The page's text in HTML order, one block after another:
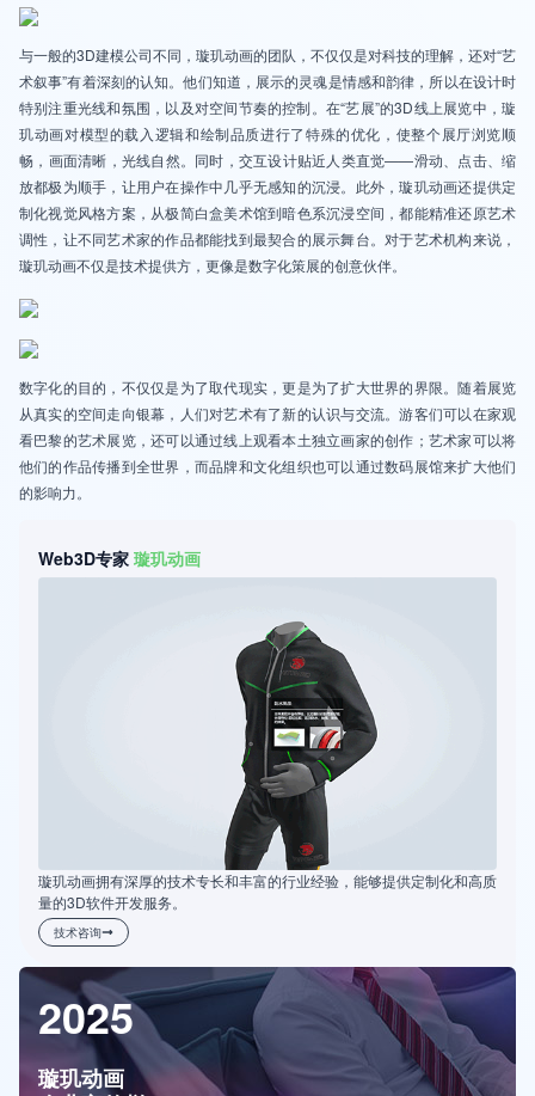
与一般的3D建模公司不同，璇玑动画的团队，不仅仅是对科技的理解，还对“艺
术叙事”有着深刻的认知。他们知道，展示的灵魂是情感和韵律，所以在设计时
特别注重光线和氛围，以及对空间节奏的控制。在“艺展”的3D线上展览中，璇
玑动画对模型的载入逻辑和绘制品质进行了特殊的优化，使整个展厅浏览顺
畅，画面清晰，光线自然。同时，交互设计贴近人类直觉——滑动、点击、缩
放都极为顺手，让用户在操作中几乎无感知的沉浸。此外，璇玑动画还提供定
制化视觉风格方案，从极简白盒美术馆到暗色系沉浸空间，都能精准还原艺术
调性，让不同艺术家的作品都能找到最契合的展示舞台。对于艺术机构来说，
璇玑动画不仅是技术提供方，更像是数字化策展的创意伙伴。
数字化的目的，不仅仅是为了取代现实，更是为了扩大世界的界限。随着展览
从真实的空间走向银幕，人们对艺术有了新的认识与交流。游客们可以在家观
看巴黎的艺术展览，还可以通过线上观看本土独立画家的创作；艺术家可以将
他们的作品传播到全世界，而品牌和文化组织也可以通过数码展馆来扩大他们
的影响力。
Web3D专家 璇玑动画
璇玑动画拥有深厚的技术专长和丰富的行业经验，能够提供定制化和高质
量的3D软件开发服务。
技术咨询
2025
璇玑动画